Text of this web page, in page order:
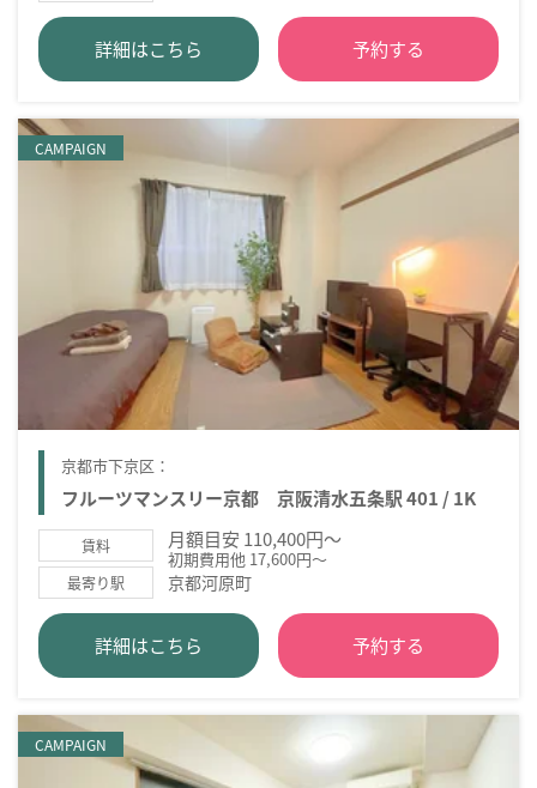
詳細はこちら 予約する
CAMPAIGN
京都市下京区：
フルーツマンスリー京都 京阪清水五条駅 401 / 1K
賃料 月額目安 110,400円～
初期費用他 17,600円～
最寄り駅 京都河原町
詳細はこちら 予約する
CAMPAIGN